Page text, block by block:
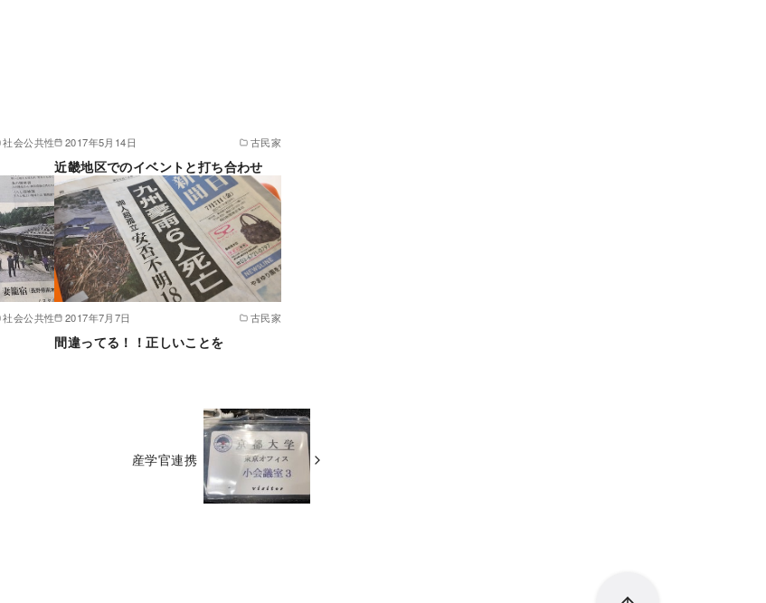
社会公共性 2017年5月14日 古民家
近畿地区でのイベントと打ち合わせ
社会公共性 2017年7月7日 古民家
間違ってる！！正しいことを
産学官連携